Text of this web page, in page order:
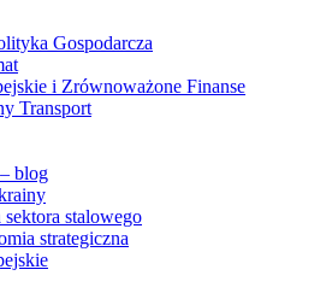
Gospodarcza
i Zrównoważone Finanse
Transport
blog
stalowego
strategiczna